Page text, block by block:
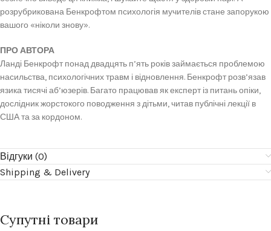
розрубрикована Бенкрофтом психологія мучителів стане запорукою
вашого «ніколи знову».
ПРО АВТОРА
Ланді Бенкрофт понад двадцять п’ять років займається проблемою
насильства, психологічних травм і відновлення. Бенкрофт розв’язав
язика тисячі аб’юзерів. Багато працював як експерт із питань опіки,
дослідник жорстокого поводження з дітьми, читав публічні лекції в
США та за кордоном.
Відгуки (0)
Shipping & Delivery
Супутні товари